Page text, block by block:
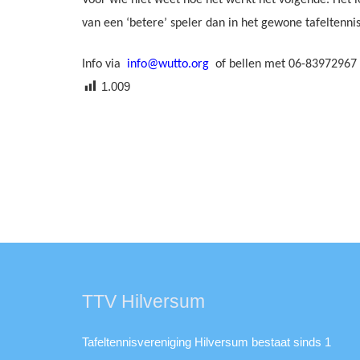
van een ‘betere’ speler dan in het gewone
Info via info@wutto.org of bellen met 06-83972967
1.009
TTV Hilversum
Tafeltennisvereniging Hilversum bestaat sinds 1